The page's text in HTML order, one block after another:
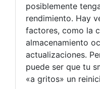
posiblemente
rendimiento. Hay
factores, como la
almacenamiento
actualizaciones.
puede ser que tu
«a gritos» un